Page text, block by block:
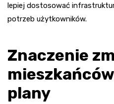
lepiej dostosować
potrzeb użytkowników.
Znaczenie
plany